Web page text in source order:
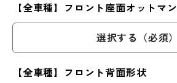
【全車種】フロント座面オットマン
選択する（必須）
【全車種】フロント背面形状